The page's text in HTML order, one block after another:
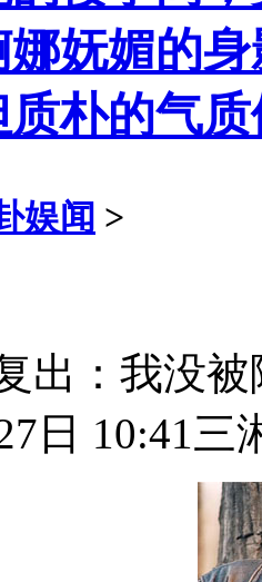
妩媚的
朴的气
娱闻 >
出：我没
日 10:41 三